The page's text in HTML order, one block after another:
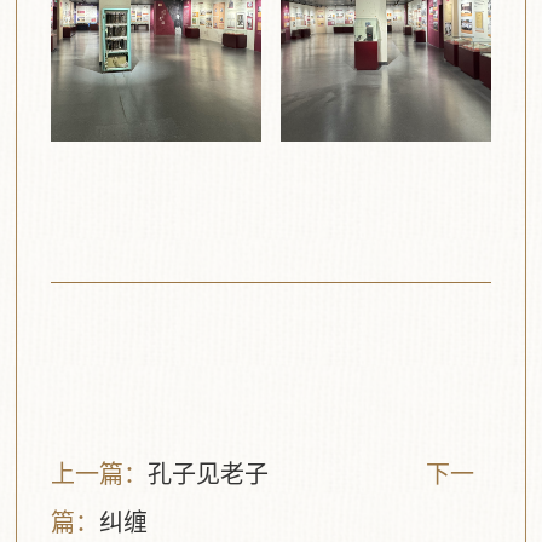
上一篇： 孔子见老子
下一
篇： 纠缠